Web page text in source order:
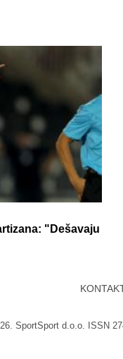
"Dešavaju
SportSport d.o.o. ISSN